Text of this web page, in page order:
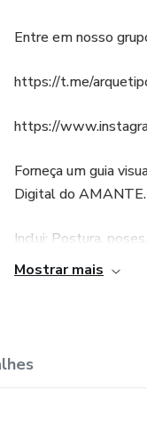
Entre em nosso
https://t.me/
https://
Forneça um guia
Digital do AMANTE.
Inclui: Postura,
referência visual.
Facilite o trabalho
Mostrar mais